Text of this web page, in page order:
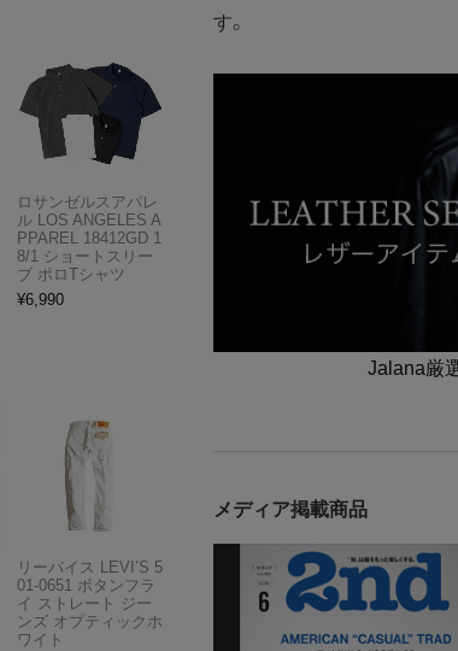
す。
Jalana厳
メディア掲載商品
ロサンゼルスアパレ
ル LOS ANGELES A
PPAREL 18412GD 1
8/1 ショートスリー
ブ ポロTシャツ
¥6,990
リーバイス LEVI’S 5
01-0651 ボタンフラ
イ ストレート ジー
ンズ オプティックホ
ワイト